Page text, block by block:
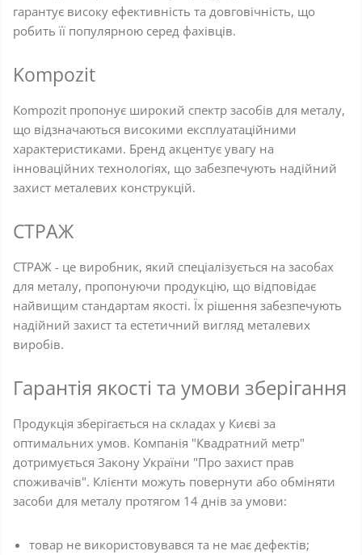
гарантує високу ефективність та довговічність, що
робить її популярною серед фахівців.
Kompozit
Kompozit пропонує широкий спектр засобів для металу,
що відзначаються високими експлуатаційними
характеристиками. Бренд акцентує увагу на
інноваційних технологіях, що забезпечують надійний
захист металевих конструкцій.
СТРАЖ
СТРАЖ - це виробник, який спеціалізується на засобах
для металу, пропонуючи продукцію, що відповідає
найвищим стандартам якості. Їх рішення забезпечують
надійний захист та естетичний вигляд металевих
виробів.
Гарантія якості та умови зберігання
Продукція зберігається на складах у Києві за
оптимальних умов. Компанія "Квадратний метр"
дотримується Закону України "Про захист прав
споживачів". Клієнти можуть повернути або обміняти
засоби для металу протягом 14 днів за умови:
товар не використовувався та не має дефектів;